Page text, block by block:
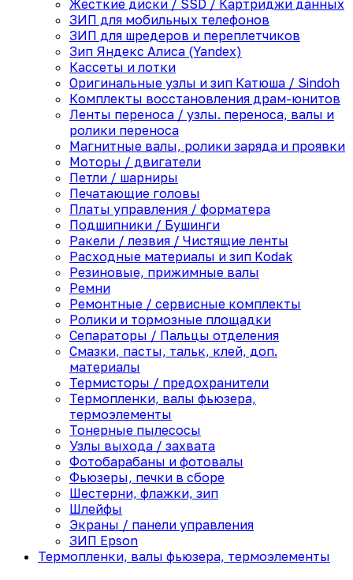
Жесткие диски / SSD / Картриджи данных
ЗИП для мобильных телефонов
ЗИП для шредеров и переплетчиков
Зип Яндекс Алиса (Yandex)
Кассеты и лотки
Оригинальные узлы и зип Катюша / Sindoh
Комплекты восстановления драм-юнитов
Ленты переноса / узлы. переноса, валы и
ролики переноса
Магнитные валы, ролики заряда и проявки
Моторы / двигатели
Петли / шарниры
Печатающие головы
Платы управления / форматера
Подшипники / Бушинги
Ракели / лезвия / Чистящие ленты
Расходные материалы и зип Kodak
Резиновые, прижимные валы
Ремни
Ремонтные / сервисные комплекты
Ролики и тормозные площадки
Сепараторы / Пальцы отделения
Смазки, пасты, тальк, клей, доп.
материалы
Термисторы / предохранители
Термопленки, валы фьюзера,
термоэлементы
Тонерные пылесосы
Узлы выхода / захвата
Фотобарабаны и фотовалы
Фьюзеры, печки в сборе
Шестерни, флажки, зип
Шлейфы
Экраны / панели управления
ЗИП Epson
Термопленки, валы фьюзера, термоэлементы